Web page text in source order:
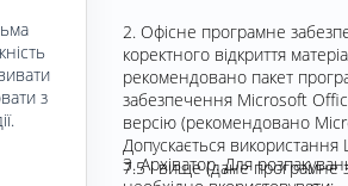
з
2. Офісне програмне
коректного відкриття
рекомендовано пакет
забезпечення Microsoft
версію (рекомендовано
Допускається використання
7.5 і вище (дане програмне
3. Архіватор. Для